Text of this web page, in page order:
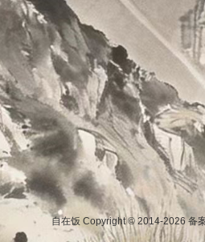
自在饭 Copyright © 2014-2026备